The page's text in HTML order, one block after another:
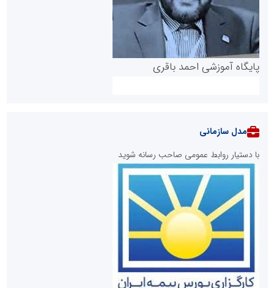
پایگاه آموزشی احمد باقری
روابط عمومی خبرگزاری گزارش خبر
مدل سازمانی
با دستیار روابط عمومی صاحب رسانه شوید